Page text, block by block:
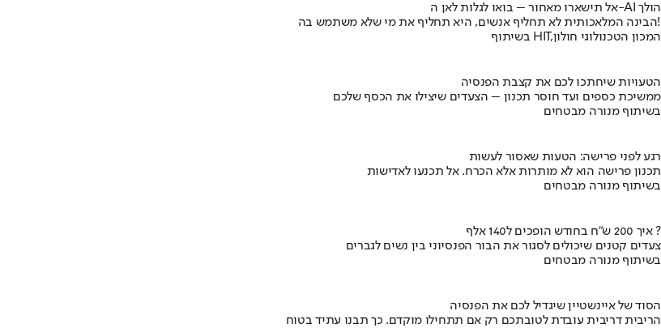
אל תישארו מאחור – בואו לגלות לאן ה-AI הולך
הבינה המלאכותית לא תחליף אנשים, היא תחליף את מי שלא משתמש בה!
בשיתוף HIT,המכון הטכנולוגי חולון
הטעויות שיחתכו לכם את קצבת הפנסיה
ממשיכת כספים ועד חוסר תכנון – הצעדים שיצילו את הכסף שלכם
בשיתוף מנורה מבטחים
רגע לפני פרישה: הטעות שאסור לעשות
תכנון פרישה הוא לא מותרות אלא הכרח. אל תכנעו לאדישות
בשיתוף מנורה מבטחים
איך 200 ש"ח בחודש הופכים ל140 אלף ?
צעדים קטנים שיכולים לסגור את הבור הפנסיוני בין נשים לגברים
בשיתוף מנורה מבטחים
הסוד של איינשטיין שיגדיל לכם את הפנסיה
הריבית דריבית עובדת לטובתכם רק אם תתחילו מוקדם. כך תבנו עתיד בטוח